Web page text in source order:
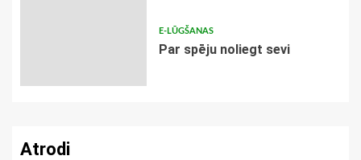
E-LŪGŠANAS
Par spēju noliegt sevi
Atrodi